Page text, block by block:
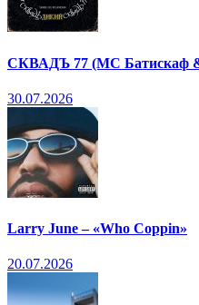
СКВАДЪ 77 (МС Батискаф &
30.07.2026
Larry June – «Who Coppin»
20.07.2026